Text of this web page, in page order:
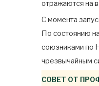
отражаются на
С момента
По состоянию
союзниками по
чрезвычайным
СОВЕТ ОТ